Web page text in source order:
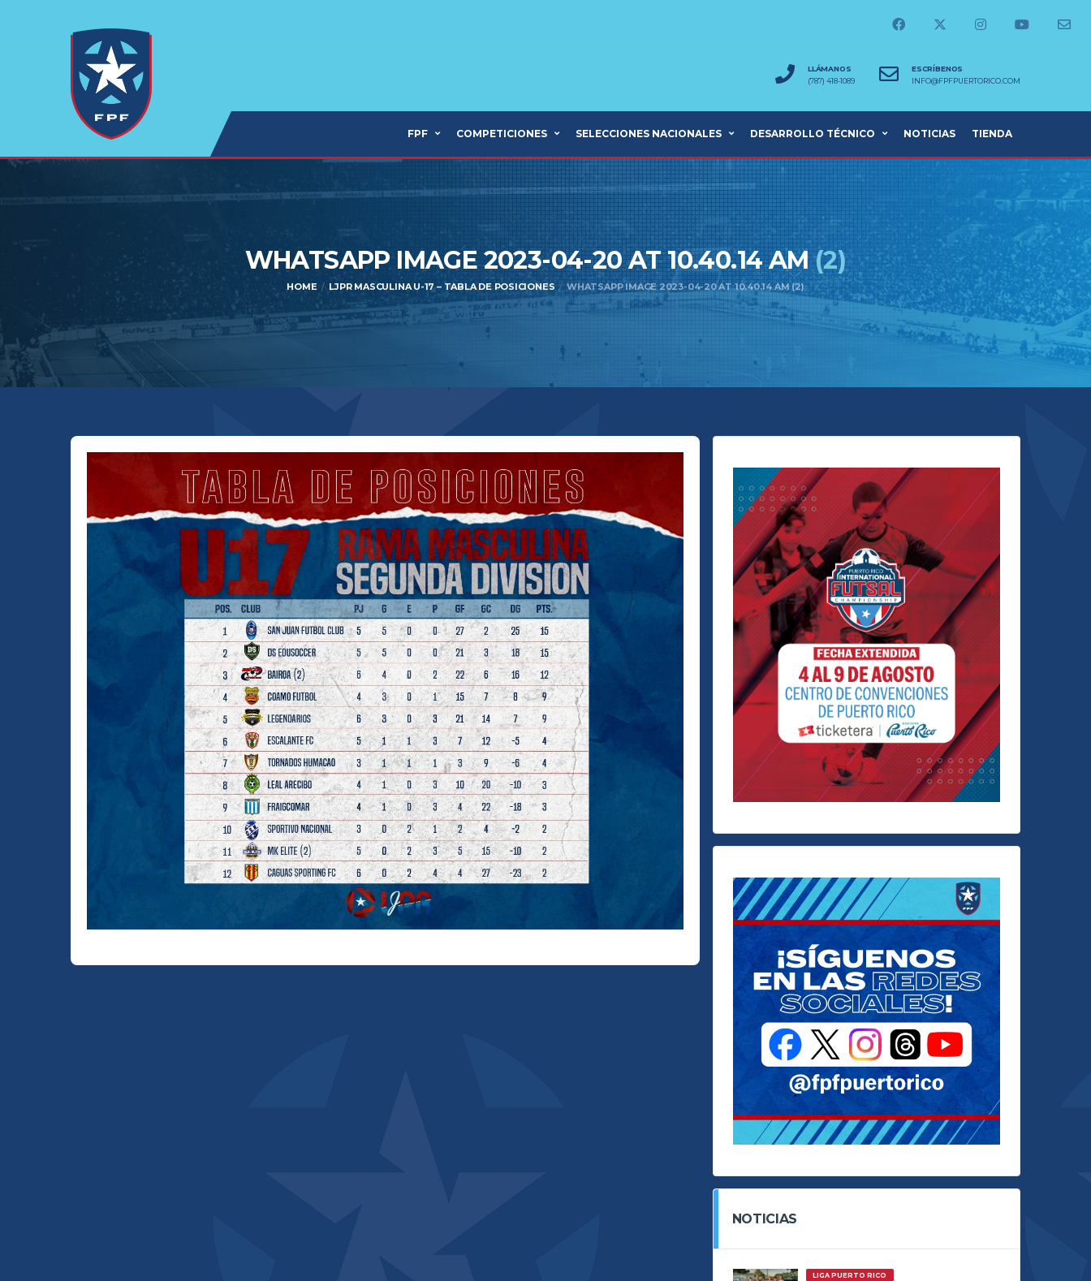
LLÁMANOS
(787) 418-1089
ESCRÍBENOS
INFO@FPFPUERTORICO.COM
FPF COMPETICIONES SELECCIONES NACIONALES DESARROLLO TÉCNICO NOTICIAS TIENDA
WHATSAPP IMAGE 2023-04-20 AT 10.40.14 AM(2)
HOME LJPR MASCULINA U-17 – TABLA DE POSICIONES WHATSAPP IMAGE 2023-04-20 AT 10.40.14 AM (2)
NOTICIAS
LIGA PUERTO RICO